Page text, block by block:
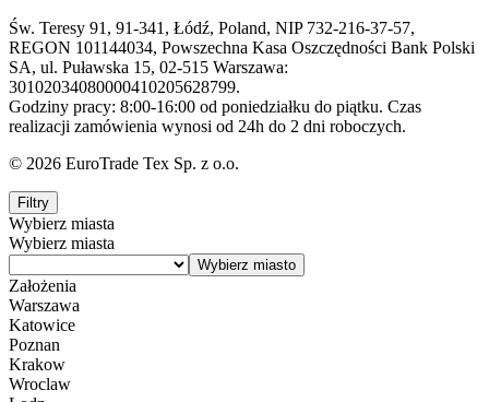
Św. Teresy 91, 91-341, Łódź, Poland, NIP 732-216-37-57,
REGON 101144034, Powszechna Kasa Oszczędności Bank Polski
SA, ul. Puławska 15, 02-515 Warszawa:
30102034080000410205628799.
Godziny pracy: 8:00-16:00 od poniedziałku do piątku. Czas
realizacji zamówienia wynosi od 24h do 2 dni roboczych.
© 2026 EuroTrade Tex Sp. z o.o.
Filtry
Wybierz miasta
Wybierz miasta
Założenia
Warszawa
Katowice
Poznan
Krakow
Wroclaw